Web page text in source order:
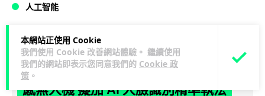
本網站正使用 Cookie
我們使用 Cookie 改善網站體驗。 繼續使用
我們的網站即表示您同意我們的 Cookie 政
策 。
人工智能
Vin 1 日
地盤偷吸煙難逃高空法眼 勞工處出動熱
感無人機 擬加 AI 人臉識別精準執法